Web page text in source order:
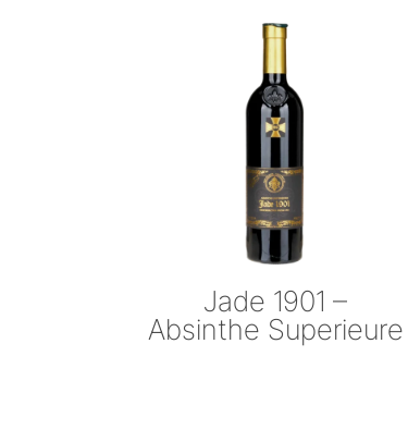
Jade 1901 –
Absinthe Superieure